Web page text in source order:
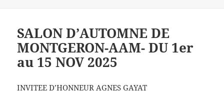
SALON D’AUTOMNE DE
MONTGERON-AAM- DU 1er
au 15 NOV 2025
INVITEE D’HONNEUR AGNES GAYAT